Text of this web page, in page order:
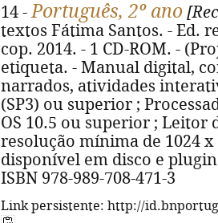
14 -Português, 2º ano
textos Fátima Santos. - Ed.
cop. 2014. - 1 CD-ROM. -
etiqueta. - Manual digital,
narrados, atividades
(SP3) ou superior ;
OS 10.5 ou superior ; Leitor
resolução mínima de 1024 x
disponível em disco e
ISBN 978-989-708-471-3
Link persistente: http://